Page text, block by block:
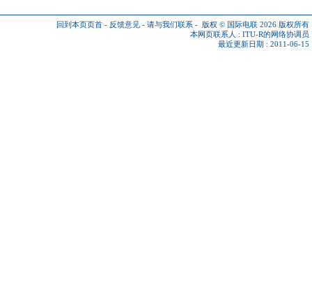
回到本页页首 - 反馈意见 - 请与我们联系 - 版权 © 国际电联 2026 版权所有
本网页联系人 : ITU-R的网络协调员
最近更新日期 : 2011-06-15